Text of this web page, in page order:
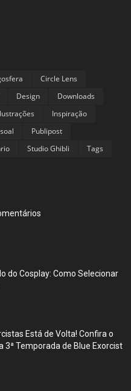
Circle Lens
Design
Downloads
Inspiração
Publipost
Studio Ghibli
Tags
do Cosplay: Como Selecionar
Está de Volta! Confira o
3ª Temporada de Blue Exorcist